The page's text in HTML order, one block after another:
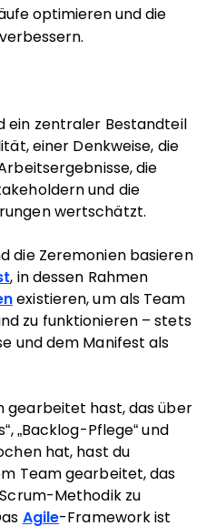
optimieren und die
ein zentraler Bestandteil
einer Denkweise, die
die
und die
wertschätzt.
die Zeremonien basieren
, in dessen Rahmen
existieren, um als Team
zu funktionieren – stets
und dem Manifest als
gearbeitet hast, das über
„Backlog-Pflege“ und
hat, hast du
Team gearbeitet, das
Methodik zu
Agile-Framework ist